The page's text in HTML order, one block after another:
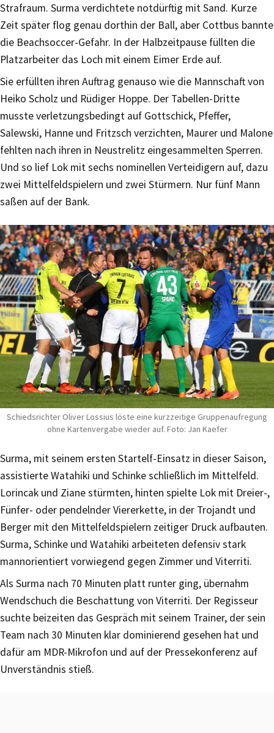
Strafraum. Surma verdichtete notdürftig mit Sand. Kurze
Zeit später flog genau dorthin der Ball, aber Cottbus bannte
die Beachsoccer-Gefahr. In der Halbzeitpause füllten die
Platzarbeiter das Loch mit einem Eimer Erde auf.
Sie erfüllten ihren Auftrag genauso wie die Mannschaft von
Heiko Scholz und Rüdiger Hoppe. Der Tabellen-Dritte
musste verletzungsbedingt auf Gottschick, Pfeffer,
Salewski, Hanne und Fritzsch verzichten, Maurer und Malone
fehlten nach ihren in Neustrelitz eingesammelten Sperren.
Und so lief Lok mit sechs nominellen Verteidigern auf, dazu
zwei Mittelfeldspielern und zwei Stürmern. Nur fünf Mann
saßen auf der Bank.
Schiedsrichter Oliver Lossius löste eine kurzzeitige Gruppenaufregung
ohne Kartenvergabe wieder auf. Foto: Jan Kaefer
Surma, mit seinem ersten Startelf-Einsatz in dieser Saison,
assistierte Watahiki und Schinke schließlich im Mittelfeld.
Lorincak und Ziane stürmten, hinten spielte Lok mit Dreier-,
Fünfer- oder pendelnder Viererkette, in der Trojandt und
Berger mit den Mittelfeldspielern zeitiger Druck aufbauten.
Surma, Schinke und Watahiki arbeiteten defensiv stark
mannorientiert vorwiegend gegen Zimmer und Viterriti.
Als Surma nach 70 Minuten platt runter ging, übernahm
Wendschuch die Beschattung von Viterriti. Der Regisseur
suchte beizeiten das Gespräch mit seinem Trainer, der sein
Team nach 30 Minuten klar dominierend gesehen hat und
dafür am MDR-Mikrofon und auf der Pressekonferenz auf
Unverständnis stieß.